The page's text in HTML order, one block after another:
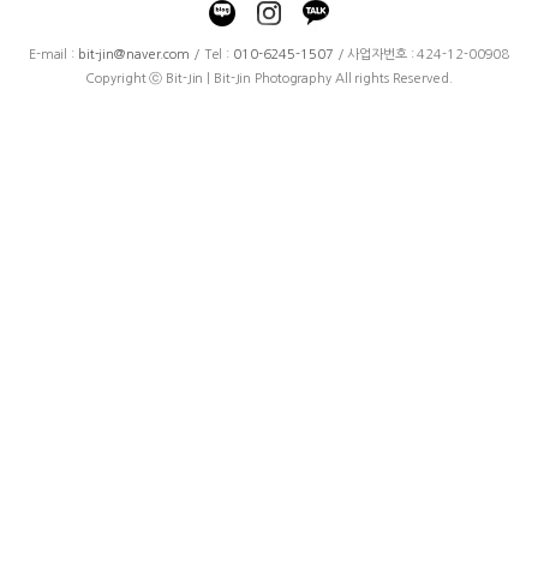
E-mail : bit-jin@naver.com / Tel : 010-6245-1507 / 사업자번호 : 424-12-00908
Copyright ⓒ Bit-Jin | Bit-Jin Photography All rights Reserved.